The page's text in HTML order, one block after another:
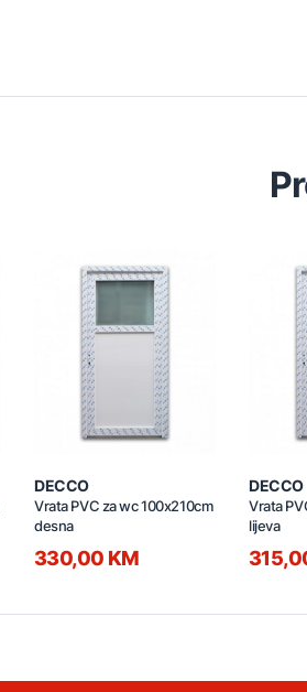
DECCO
Vrata PVC za wc 100x210cm
desna
330,00 KM
DECCO
Vrata
lijeva